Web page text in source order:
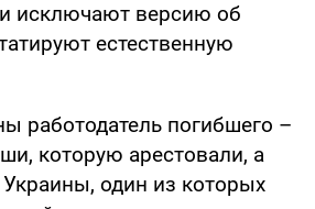
исключают версию об
естественную
работодатель погибшего –
которую арестовали, а
один из которых